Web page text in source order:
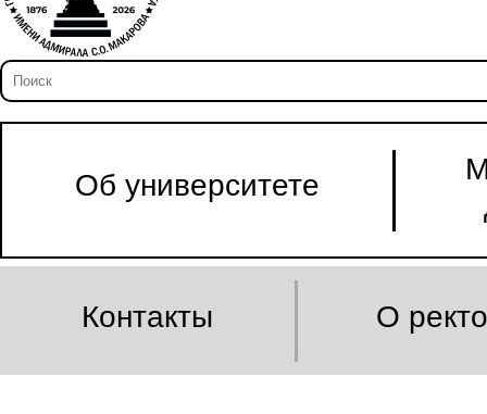
Об университете
Контакты О